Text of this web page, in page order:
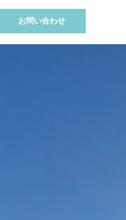
お問い合わせ